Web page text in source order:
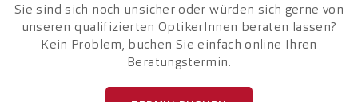
Sie sind sich noch unsicher oder würden sich gerne von
unseren qualifizierten OptikerInnen beraten lassen?
Kein Problem, buchen Sie einfach online Ihren
Beratungstermin.